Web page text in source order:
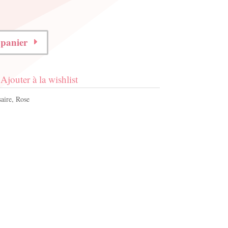
Ajouter à la wishlist
, Rose